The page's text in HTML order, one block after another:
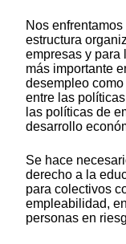
Nos
estructura
empresas y para
más importante
desempleo
entre las
las políticas de
desarrollo
Se hace
derecho a la
para colectivos
empleabilidad,
personas en